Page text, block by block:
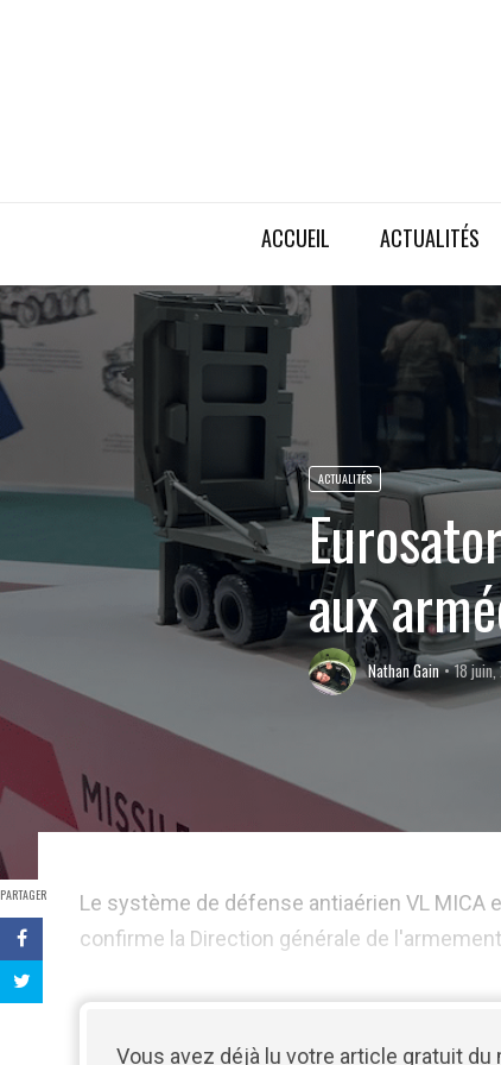
ACCUEIL ACTUALITÉS
ACTUALITÉS
aux
Nathan Gain 18
PARTAGER
Le système de défense antiaérien VL MICA
confirme la Direction générale de
Vous avez déjà lu votre article gratuit du